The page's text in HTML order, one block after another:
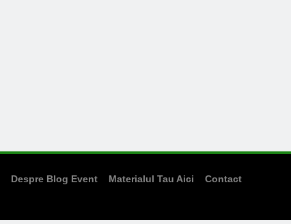
Despre Blog Event Materialul Tau Aici Contact